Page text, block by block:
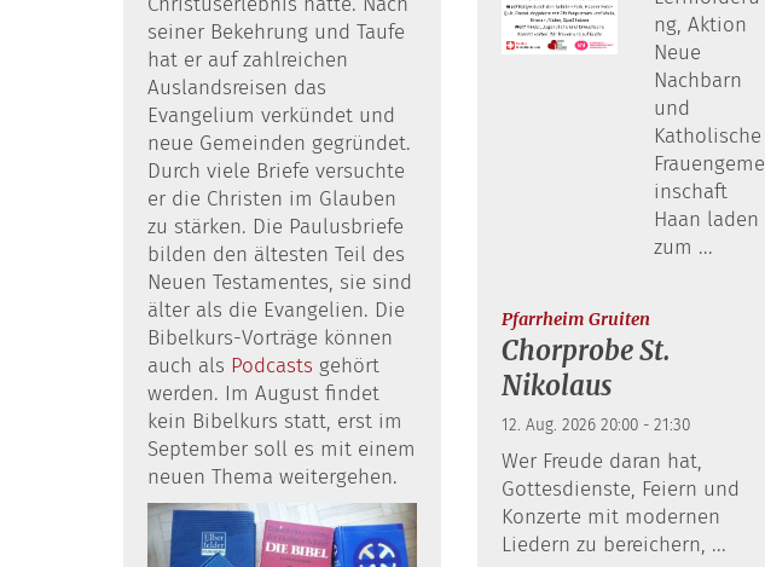
seiner Bekehrung und Taufe
hat er auf zahlreichen
Auslandsreisen das
Evangelium verkündet und
neue Gemeinden gegründet.
Durch viele Briefe versuchte
er die Christen im Glauben
zu stärken. Die Paulusbriefe
bilden den ältesten Teil des
Neuen Testamentes, sie sind
älter als die Evangelien. Die
Bibelkurs-Vorträge können
auch als Podcasts gehört
werden. Im August findet
kein Bibelkurs statt, erst im
September soll es mit einem
neuen Thema weitergehen.
ng, Aktion
Neue
Nachbarn
und
Katholische
Frauengeme
inschaft
Haan laden
zum ...
Pfarrheim Gruiten:
Chorprobe St.
Nikolaus
12. Aug. 2026 20:00 - 21:30
Wer Freude daran hat,
Gottesdienste, Feiern und
Konzerte mit modernen
Liedern zu bereichern, ...